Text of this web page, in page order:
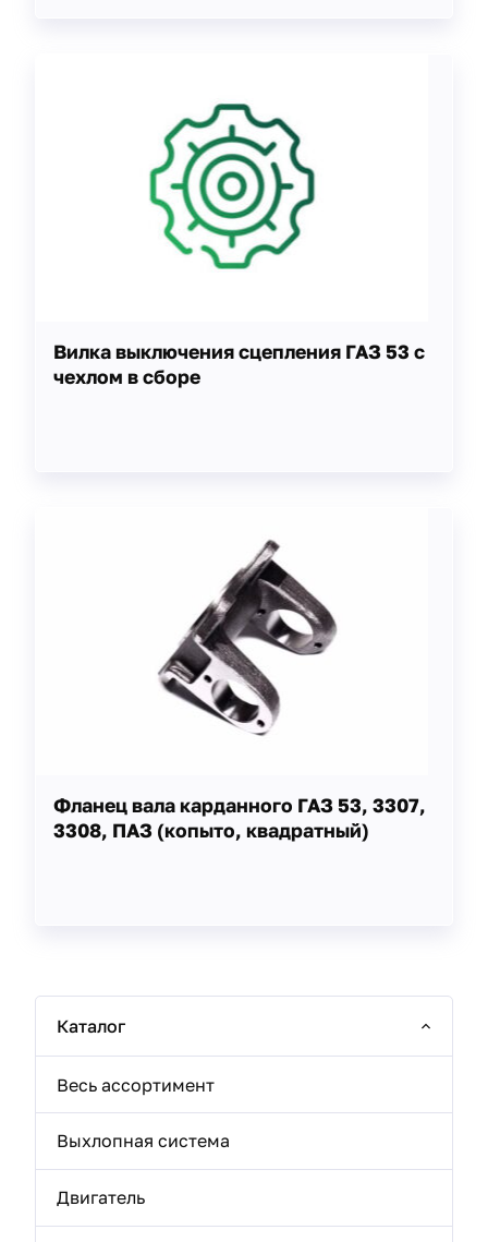
Вилка выключения сцепления ГАЗ 53 с
чехлом в сборе
Фланец вала карданного ГАЗ 53, 3307,
3308, ПАЗ (копыто, квадратный)
Каталог
Весь ассортимент
Выхлопная система
Двигатель